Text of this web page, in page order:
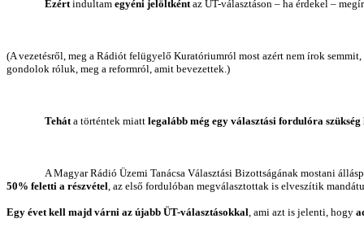
Ezértindultamegyéni jelöltkéntaz ÜT-választáson – ha érdekel –
(A vezetésről, meg a Rádiót felügyelő Kuratóriumról most azért nem írok
gondolok róluk, meg a reformról, amit bevezettek.)
Teháta történtek miatt legalább még egy választási fordulóra szükség
A Magyar Rádió Üzemi Tanácsa Választási Bizottságának mostani
50% feletti a részvétel, az első fordulóban megválasztottak is elveszítik
Egy évet kell majd várni az újabb ÜT-választásokkal, ami azt is jelenti, hogy